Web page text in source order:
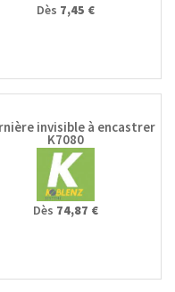
Dès 7,45 €
invisible à encastrer
K7080
Dès 74,87 €